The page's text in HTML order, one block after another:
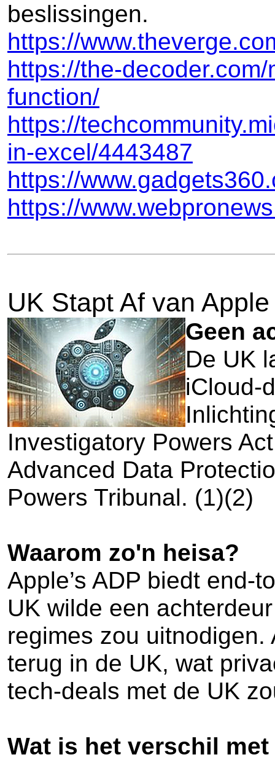
beslissingen.
https://
https://the-
function/
https://
in-excel/4443487
https://
https://
UK Stapt Af van
Geen
De UK
iCloud-
Investigatory Powers
Advanced Data
Powers Tribunal. (1)(2)
Waarom zo'n heisa?
Apple’s ADP biedt
UK wilde een
regimes zou uitnodigen.
terug in de UK, wat
tech-deals met de UK
Wat is het verschil